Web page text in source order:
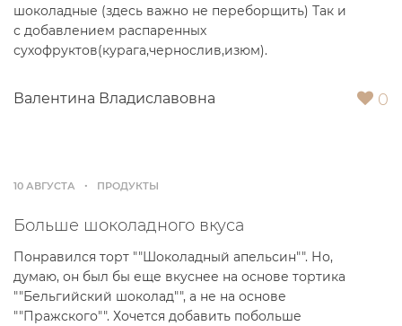
шоколадные (здесь важно не переборщить) Так и
с добавлением распаренных
сухофруктов(курага,чернослив,изюм).
Валентина Владиславовна 0
10 АВГУСТА ПРОДУКТЫ
Больше шоколадного вкуса
Понравился торт ""Шоколадный апельсин"". Но,
думаю, он был бы еще вкуснее на основе тортика
""Бельгийский шоколад"", а не на основе
""Пражского"". Хочется добавить побольше